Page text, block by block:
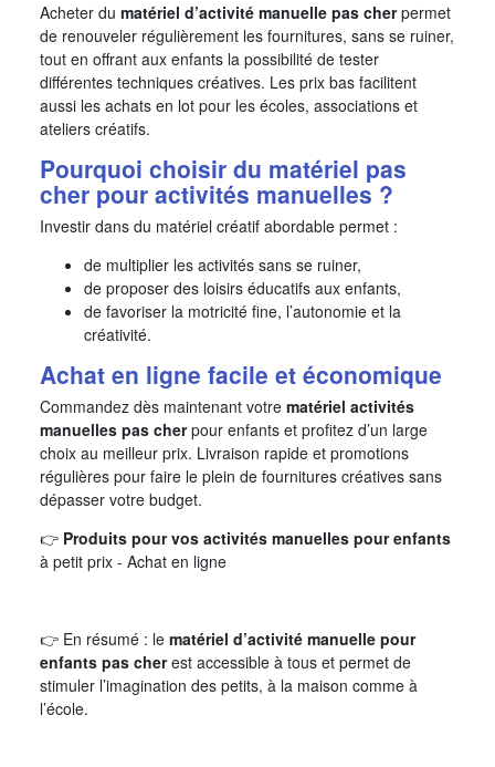
Acheter du matériel d’activité manuelle pas cherpermet
de renouveler régulièrement les fournitures, sans se ruiner,
tout en offrant aux enfants la possibilité de tester
différentes techniques créatives. Les prix bas facilitent
aussi les achats en lot pour les écoles, associations et
ateliers créatifs.
Pourquoi choisir du matériel pas
cher pour activités manuelles ?
Investir dans du matériel créatif abordable permet :
de multiplier les activités sans se ruiner,
de proposer des loisirs éducatifs aux enfants,
de favoriser la motricité fine, l’autonomie et la
créativité.
Achat en ligne facile et économique
Commandez dès maintenant votre matériel activités
manuelles pas cherpour enfants et profitez d’un large
choix au meilleur prix. Livraison rapide et promotions
régulières pour faire le plein de fournitures créatives sans
dépasser votre budget.
👉 Produits pour vos activités manuelles pour enfants
à petit prix - Achat en ligne
👉 En résumé : le matériel d’activité manuelle pour
enfants pas cherest accessible à tous et permet de
stimuler l’imagination des petits, à la maison comme à
l’école.